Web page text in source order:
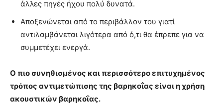
άλλες πηγές ήχου πολύ δυνατά.
Αποξενώνεται από το περιβάλλον του γιατί
αντιλαμβάνεται λιγότερα από ό,τι θα έπρεπε για να
συμμετέχει ενεργά.
Ο πιο συνηθισμένος και περισσότερο επιτυχημένος
τρόπος αντιμετώπισης της βαρηκοΐας είναι η χρήση
ακουστικών βαρηκοΐας.